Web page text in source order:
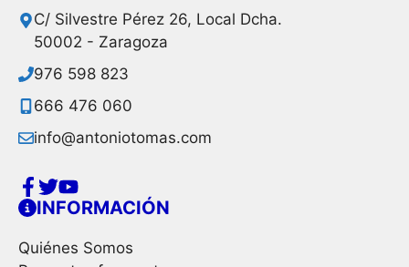
C/ Silvestre Pérez 26, Local Dcha.
50002 - Zaragoza
976 598 823
666 476 060
info@antoniotomas.com
INFORMACIÓN
Quiénes Somos